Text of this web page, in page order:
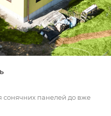
сонячних панелей до вже